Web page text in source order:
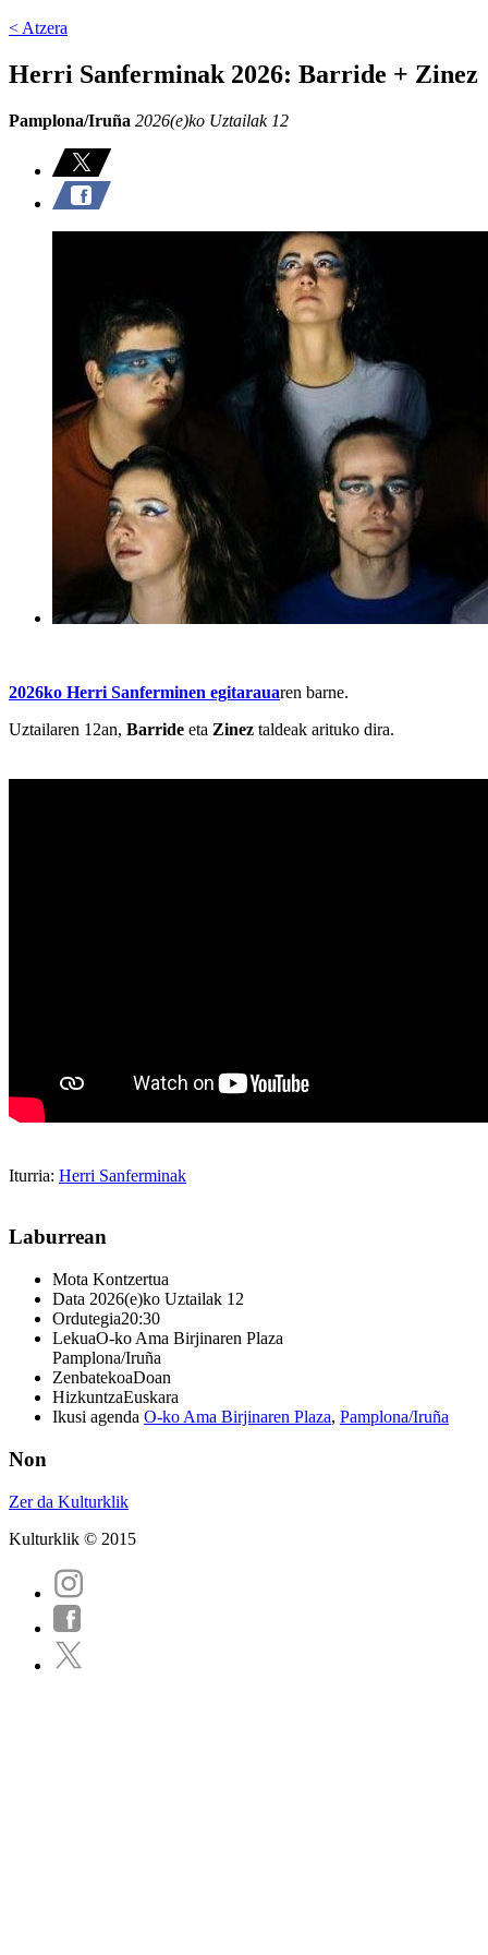
< Atzera
Herri Sanferminak 2026: Barride + Zinez
Pamplona/Iruña 2026(e)ko Uztailak 12
2026ko Herri Sanferminen egitarauaren barne.
Uztailaren 12an, Barride eta Zinez taldeak arituko dira.
Iturria: Herri Sanferminak
Laburrean
Mota Kontzertua
Data 2026(e)ko Uztailak 12
Ordutegia20:30
LekuaO-ko Ama Birjinaren Plaza
Pamplona/Iruña
ZenbatekoaDoan
HizkuntzaEuskara
Ikusi agenda O-ko Ama Birjinaren Plaza, Pamplona/Iruña
Non
Zer da Kulturklik
Kulturklik © 2015